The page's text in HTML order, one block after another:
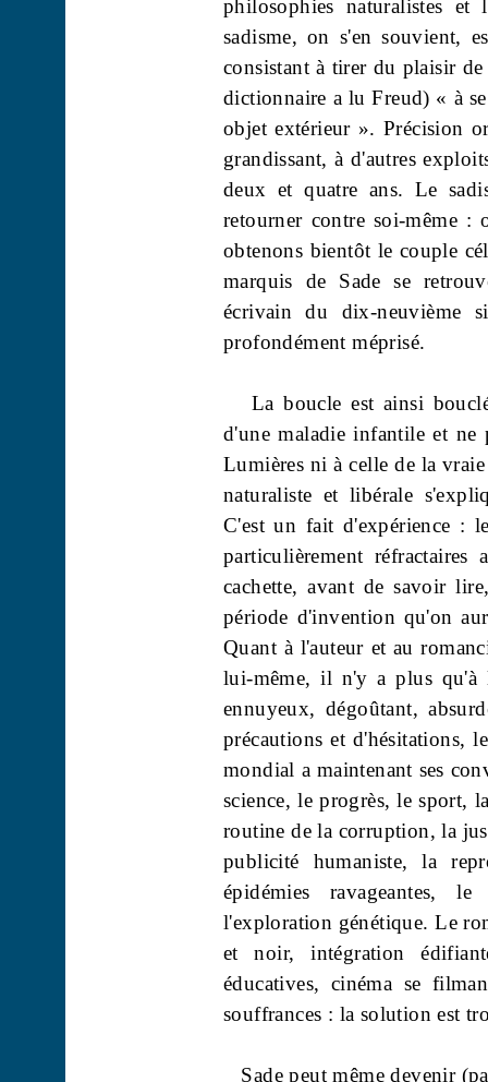
philosophies naturalistes
sadisme, on s'en souvient,
consistant à tirer du plaisir
dictionnaire a lu Freud) « à
objet extérieur ». Précision
grandissant, à d'autres
deux et quatre ans. Le
retourner contre soi-même :
obtenons bientôt le couple
marquis de Sade se
écrivain du dix-neuvième
profondément méprisé.
La boucle est ainsi
d'une maladie infantile et ne
Lumières ni à celle de la
naturaliste et libérale
C'est un fait d'expérience :
particulièrement
cachette, avant de savoir
période d'invention qu'on
Quant à l'auteur et au
lui-même, il n'y a plus qu'à
ennuyeux, dégoûtant,
précautions et d'hésitations,
mondial a maintenant ses
science, le progrès, le sport,
routine de la corruption, la
publicité humaniste, la
épidémies ravageantes, le
l'exploration génétique. Le
et noir, intégration
éducatives, cinéma se
souffrances : la solution est
Sade peut même devenir